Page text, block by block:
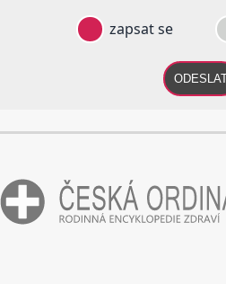
zapsat se